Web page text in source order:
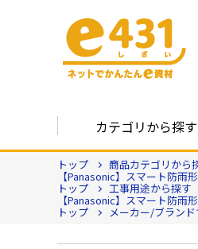
カテゴリから探す
トップ 商品カテゴリから
【Panasonic】スマート防
トップ 工事用途から探す
【Panasonic】スマート防
トップ メーカー/ブランド